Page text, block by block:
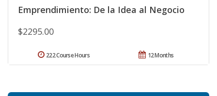
Emprendimiento: De la Idea al Negocio
$2295.00
12 Months
222 Course Hours